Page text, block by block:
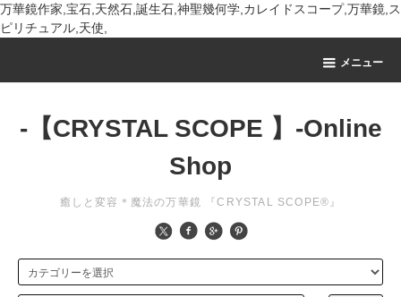
万華鏡作家,宝石,天然石,誕生石,神聖幾何学,カレイドスコープ,万華鏡,ス
ピリチュアル,天使,
メニュー
-【CRYSTAL SCOPE 】-Online
Shop
癒しと変容＊魔法の万華鏡 『CRYSTAL SCOPE®』